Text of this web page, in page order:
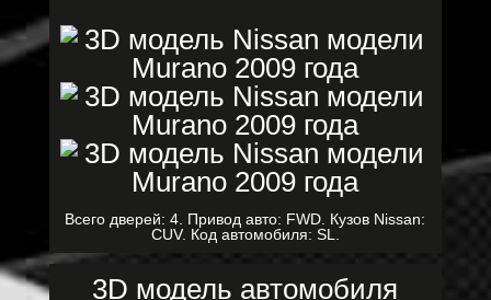
Всего дверей: 4. Привод авто: FWD. Кузов Nissan:
CUV. Код автомобиля: SL.
3D модель автомобиля